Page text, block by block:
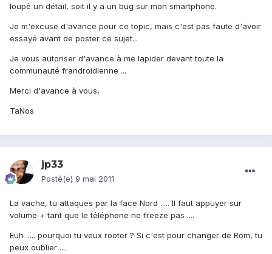
loupé un détail, soit il y a un bug sur mon smartphone.
Je m'excuse d'avance pour ce topic, mais c'est pas faute d'avoir
essayé avant de poster ce sujet...
Je vous autoriser d'avance à me lapider devant toute la
communauté frandroidienne ...
Merci d'avance à vous,
TaNos
jp33
Posté(e) 9 mai 2011
La vache, tu attaques par la face Nord ..... Il faut appuyer sur
volume + tant que le téléphone ne freeze pas ....
Euh ..... pourquoi tu veux rooter ? Si c'est pour changer de Rom, tu
peux oublier ....